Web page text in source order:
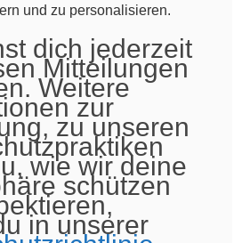
und zu personalisieren.
dich jederzeit
Mitteilungen
Weitere
zur
zu unseren
wie wir deine
schützen
in unserer